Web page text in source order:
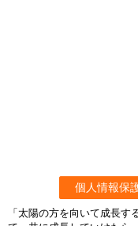
個人情報保
「太陽の方を向いて成長